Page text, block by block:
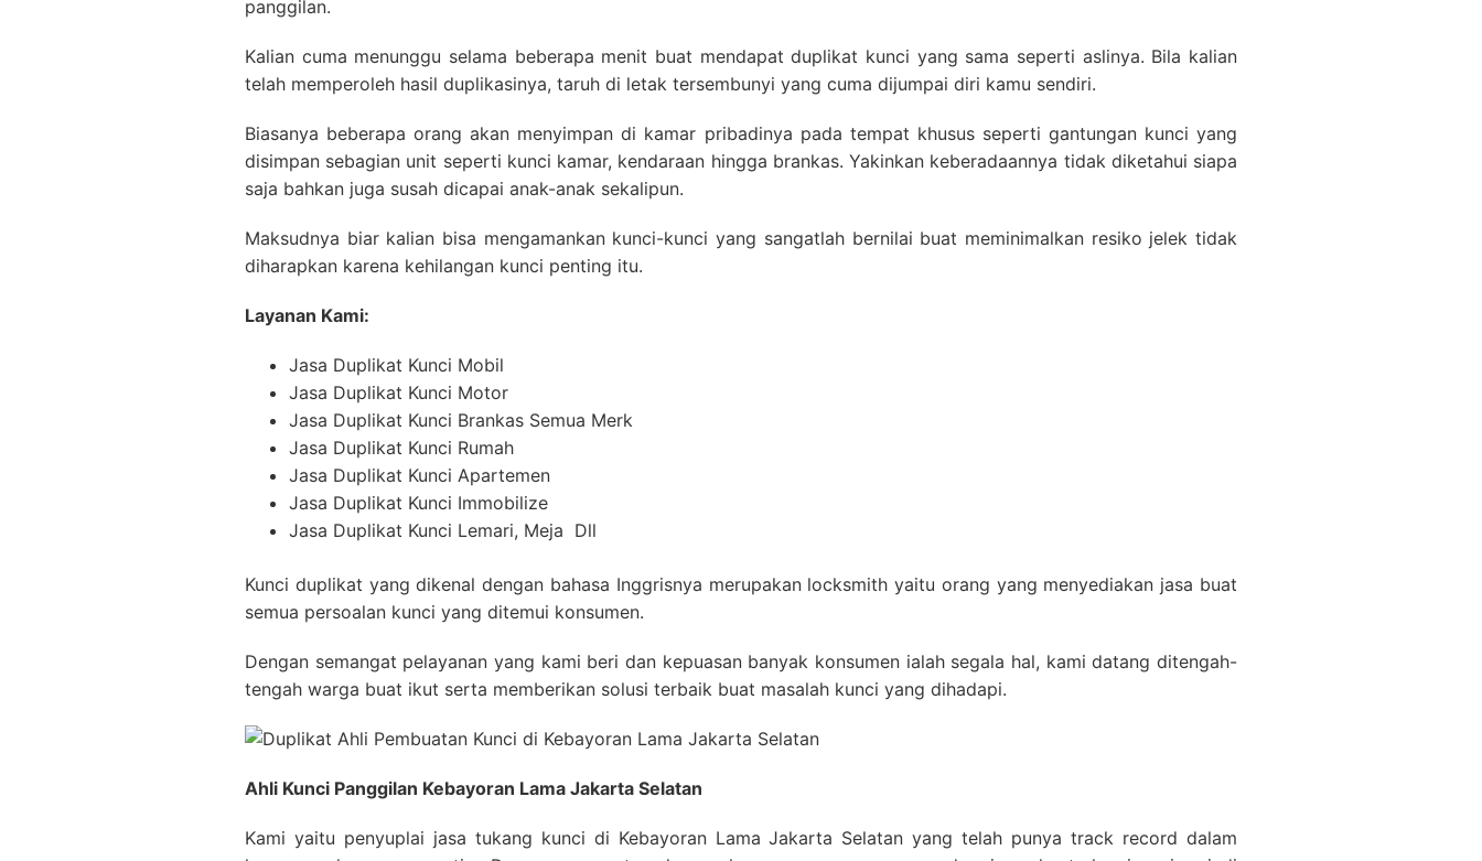
panggilan.
Kalian cuma menunggu selama beberapa menit buat mendapat duplikat kunci yang sama seperti aslinya. Bila kalian
telah memperoleh hasil duplikasinya, taruh di letak tersembunyi yang cuma dijumpai diri kamu sendiri.
Biasanya beberapa orang akan menyimpan di kamar pribadinya pada tempat khusus seperti gantungan kunci yang
disimpan sebagian unit seperti kunci kamar, kendaraan hingga brankas. Yakinkan keberadaannya tidak diketahui siapa
saja bahkan juga susah dicapai anak-anak sekalipun.
Maksudnya biar kalian bisa mengamankan kunci-kunci yang sangatlah bernilai buat meminimalkan resiko jelek tidak
diharapkan karena kehilangan kunci penting itu.
Layanan Kami:
Jasa Duplikat Kunci Mobil
Jasa Duplikat Kunci Motor
Jasa Duplikat Kunci Brankas Semua Merk
Jasa Duplikat Kunci Rumah
Jasa Duplikat Kunci Apartemen
Jasa Duplikat Kunci Immobilize
Jasa Duplikat Kunci Lemari, Meja Dll
Kunci duplikat yang dikenal dengan bahasa Inggrisnya merupakan locksmith yaitu orang yang menyediakan jasa buat
semua persoalan kunci yang ditemui konsumen.
Dengan semangat pelayanan yang kami beri dan kepuasan banyak konsumen ialah segala hal, kami datang ditengah-
tengah warga buat ikut serta memberikan solusi terbaik buat masalah kunci yang dihadapi.
Ahli Kunci Panggilan Kebayoran Lama Jakarta Selatan
Kami yaitu penyuplai jasa tukang kunci di Kebayoran Lama Jakarta Selatan yang telah punya track record dalam